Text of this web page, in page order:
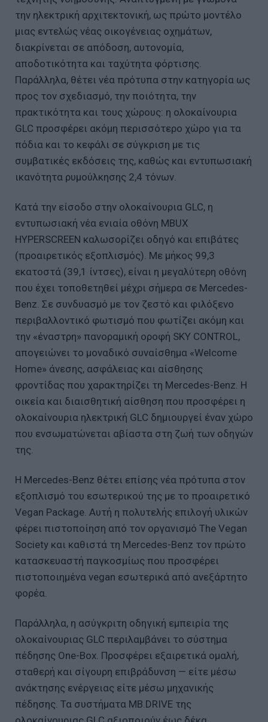
την ηλεκτρική αρχιτεκτονική, ως πρώτο μοντέλο
μιας εντελώς νέας οικογένειας οχημάτων,
διακρίνεται σε απόδοση, αυτονομία,
αποδοτικότητα και ταχύτητα φόρτισης.
Παράλληλα, θέτει νέα πρότυπα στην κατηγορία ως
προς τον σχεδιασμό, την ποιότητα, την
πρακτικότητα και τους χώρους: η ολοκαίνουρια
GLC προσφέρει ακόμη περισσότερο χώρο για τα
πόδια και το κεφάλι σε σύγκριση με τις
συμβατικές εκδόσεις της, καθώς και εντυπωσιακή
ικανότητα ρυμούλκησης 2,4 τόνων.
Κατά την είσοδο στην ολοκαίνουρια GLC, η
εντυπωσιακή νέα ενιαία οθόνη MBUX
HYPERSCREEN καλωσορίζει οδηγό και επιβάτες
(προαιρετικός εξοπλισμός). Με μήκος 99,3
εκατοστά (39,1 ίντσες), είναι η μεγαλύτερη οθόνη
που έχει τοποθετηθεί μέχρι σήμερα σε Mercedes-
Benz. Σε συνδυασμό με τον ζεστό και φιλόξενο
περιβαλλοντικό φωτισμό που φωτίζει ακόμη και
την «έναστρη» πανοραμική οροφή SKY CONTROL,
απογειώνει το μοναδικό συναίσθημα «Welcome
Home» άνεσης, ασφάλειας και αίσθησης
φροντίδας που χαρακτηρίζει τη Mercedes-Benz. Η
οικεία και διαισθητική αίσθηση που προσφέρει η
ολοκαίνουρια ηλεκτρική GLC δημιουργεί έναν χώρο
που ενσωματώνεται αβίαστα στη ζωή των οδηγών
της.
Η Mercedes-Benz θέτει επίσης νέα πρότυπα στον
εξοπλισμό του εσωτερικού της με το προαιρετικό
Vegan Package. Αυτή η πολυτελής επιλογή υλικών
φέρει πιστοποίηση από τον οργανισμό The Vegan
Society και καθιστά τη Mercedes-Benz τον πρώτο
κατασκευαστή παγκοσμίως που προσφέρει
πιστοποιημένα vegan εσωτερικά από ανεξάρτητο
φορέα.
Παράλληλα, η ασύγκριτη οδηγική εμπειρία της
ολοκαίνουριας GLC περιλαμβάνει το σύστημα
πέδησης One-Box. Προσφέρει εξαιρετικά ομαλή,
σταθερή και σίγουρη επιβράδυνση — είτε μέσω
ανάκτησης ενέργειας είτε μέσω μηχανικής
πέδησης. Τα συστήματα MB.DRIVE της